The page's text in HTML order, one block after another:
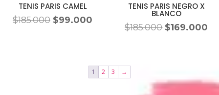
TENIS PARIS CAMEL
$185.000 El
$99.000
$99.000.
TENIS PARIS NEGRO X
BLANCO
$185.000 El
$185.000.
$169.000
1 2 3 →